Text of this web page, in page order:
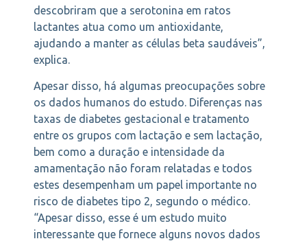
descobriram que a serotonina em ratos
lactantes atua como um antioxidante,
ajudando a manter as células beta saudáveis”,
explica.
Apesar disso, há algumas preocupações sobre
os dados humanos do estudo. Diferenças nas
taxas de diabetes gestacional e tratamento
entre os grupos com lactação e sem lactação,
bem como a duração e intensidade da
amamentação não foram relatadas e todos
estes desempenham um papel importante no
risco de diabetes tipo 2, segundo o médico.
“Apesar disso, esse é um estudo muito
interessante que fornece alguns novos dados